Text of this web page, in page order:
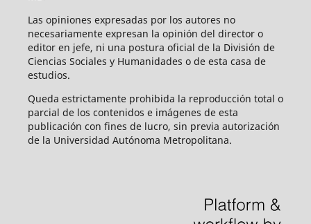
Las opiniones expresadas por los autores no
necesariamente expresan la opinión del director o
editor en jefe, ni una postura oficial de la División de
Ciencias Sociales y Humanidades o de esta casa de
estudios.
Queda estrictamente prohibida la reproducción total o
parcial de los contenidos e imágenes de esta
publicación con fines de lucro, sin previa autorización
de la Universidad Autónoma Metropolitana.